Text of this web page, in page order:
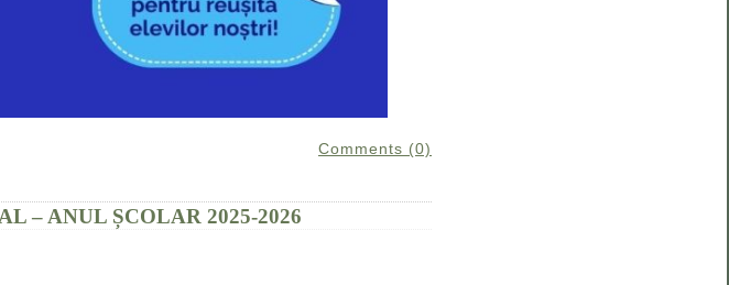
Comments (0)
– ANUL ȘCOLAR 2025-2026